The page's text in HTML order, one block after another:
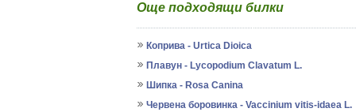
Още подходящи билки
Коприва - Urtica Dioica
Плавун - Lycopodium Clavatum L.
Шипка - Rosa Canina
Червена боровинка - Vaccinium vitis-idaea L.